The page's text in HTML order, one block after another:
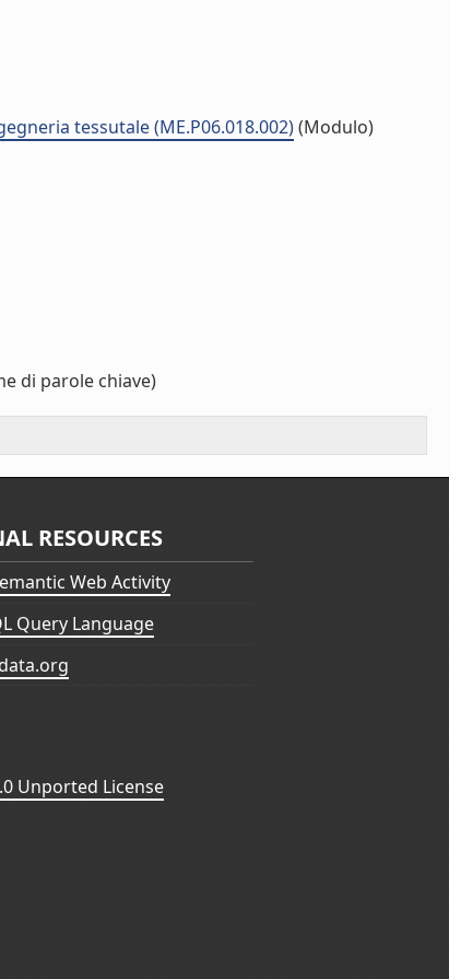
tessutale (ME.P06.018.002)(Modulo)
di parole chiave)
RESOURCES
Web Activity
Query Language
Unported License